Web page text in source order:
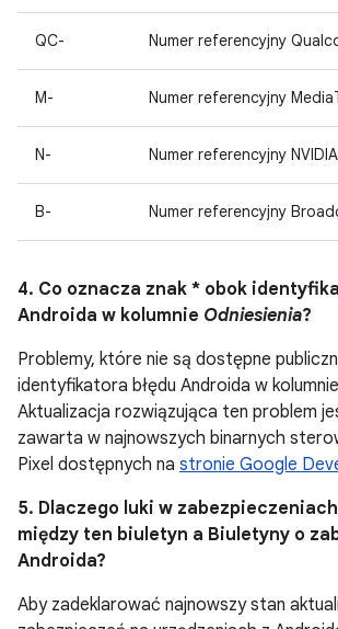
QC- Numer referencyjny
M- Numer referencyjny
N- Numer referencyjny NVIDIA
B- Numer referencyjny
4. Co oznacza znak * obok
Androida w kolumnie Odniesienia?
Problemy, które nie są dostępne
identyfikatora błędu Androida w kolumnie
Aktualizacja rozwiązująca ten problem
zawarta w najnowszych binarnych
Pixel dostępnych na stronie Google
5. Dlaczego luki w
między ten biuletyn a Biuletyny o
Androida?
Aby zadeklarować najnowszy stan